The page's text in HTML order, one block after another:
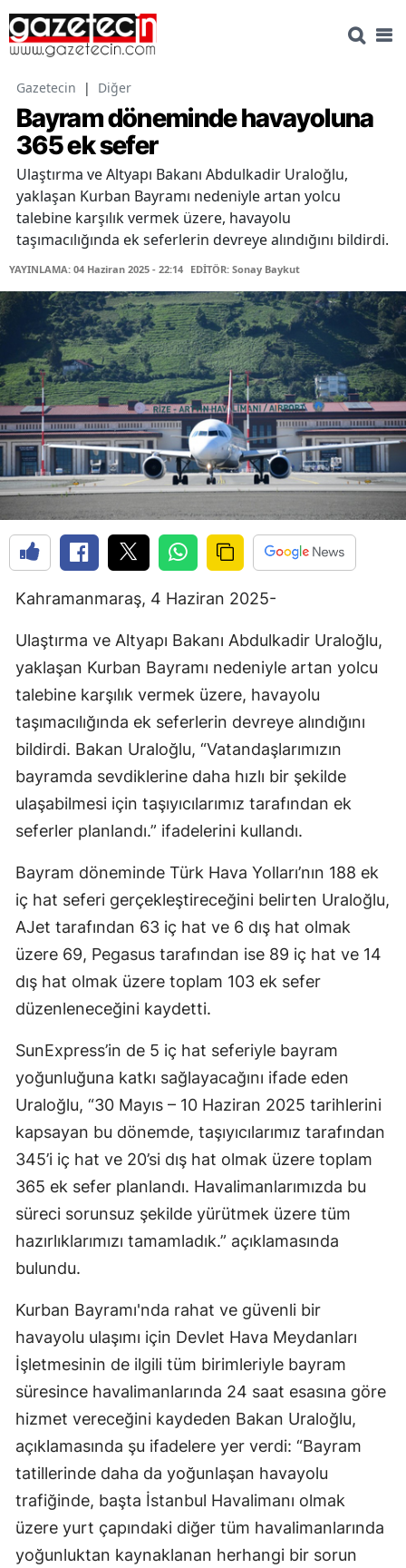
Gazetecin | Diğer
Bayram döneminde havayoluna
365 ek sefer
Ulaştırma ve Altyapı Bakanı Abdulkadir Uraloğlu,
yaklaşan Kurban Bayramı nedeniyle artan yolcu
talebine karşılık vermek üzere, havayolu
taşımacılığında ek seferlerin devreye alındığını bildirdi.
YAYINLAMA: 04 Haziran 2025 - 22:14 EDİTÖR: Sonay Baykut
Kahramanmaraş, 4 Haziran 2025-
Ulaştırma ve Altyapı Bakanı Abdulkadir Uraloğlu,
yaklaşan Kurban Bayramı nedeniyle artan yolcu
talebine karşılık vermek üzere, havayolu
taşımacılığında ek seferlerin devreye alındığını
bildirdi. Bakan Uraloğlu, “Vatandaşlarımızın
bayramda sevdiklerine daha hızlı bir şekilde
ulaşabilmesi için taşıyıcılarımız tarafından ek
seferler planlandı.” ifadelerini kullandı.
Bayram döneminde Türk Hava Yolları’nın 188 ek
iç hat seferi gerçekleştireceğini belirten Uraloğlu,
AJet tarafından 63 iç hat ve 6 dış hat olmak
üzere 69, Pegasus tarafından ise 89 iç hat ve 14
dış hat olmak üzere toplam 103 ek sefer
düzenleneceğini kaydetti.
SunExpress’in de 5 iç hat seferiyle bayram
yoğunluğuna katkı sağlayacağını ifade eden
Uraloğlu, “30 Mayıs – 10 Haziran 2025 tarihlerini
kapsayan bu dönemde, taşıyıcılarımız tarafından
345’i iç hat ve 20’si dış hat olmak üzere toplam
365 ek sefer planlandı. Havalimanlarımızda bu
süreci sorunsuz şekilde yürütmek üzere tüm
hazırlıklarımızı tamamladık.” açıklamasında
bulundu.
Kurban Bayramı'nda rahat ve güvenli bir
havayolu ulaşımı için Devlet Hava Meydanları
İşletmesinin de ilgili tüm birimleriyle bayram
süresince havalimanlarında 24 saat esasına göre
hizmet vereceğini kaydeden Bakan Uraloğlu,
açıklamasında şu ifadelere yer verdi: “Bayram
tatillerinde daha da yoğunlaşan havayolu
trafiğinde, başta İstanbul Havalimanı olmak
üzere yurt çapındaki diğer tüm havalimanlarında
yoğunluktan kaynaklanan herhangi bir sorun